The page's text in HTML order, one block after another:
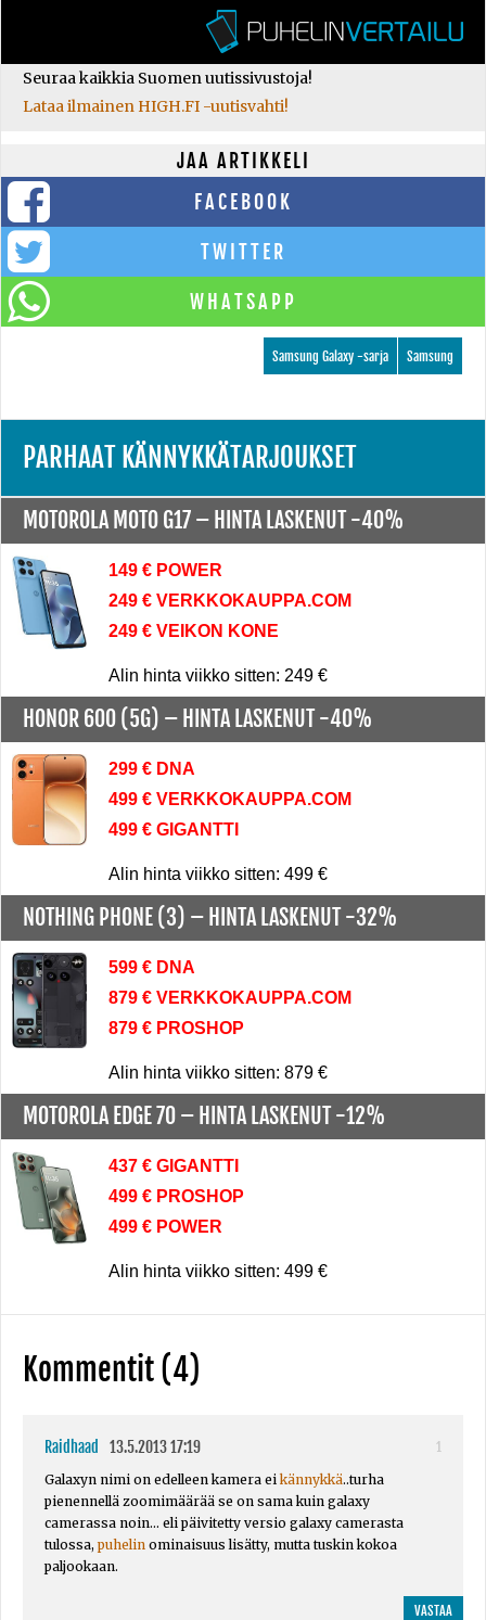
Seuraa kaikkia Suomen uutissivustoja!
Lataa ilmainen HIGH.FI -uutisvahti!
JAA ARTIKKELI
FACEBOOK
TWITTER
WHATSAPP
Samsung
Samsung Galaxy -sarja
PARHAAT KÄNNYKKÄTARJOUKSET
MOTOROLA MOTO G17 – HINTA LASKENUT -40%
149 € POWER
249 € VERKKOKAUPPA.COM
249 € VEIKON KONE
Alin hinta viikko sitten: 249 €
HONOR 600 (5G) – HINTA LASKENUT -40%
299 € DNA
499 € VERKKOKAUPPA.COM
499 € GIGANTTI
Alin hinta viikko sitten: 499 €
NOTHING PHONE (3) – HINTA LASKENUT -32%
599 € DNA
879 € VERKKOKAUPPA.COM
879 € PROSHOP
Alin hinta viikko sitten: 879 €
MOTOROLA EDGE 70 – HINTA LASKENUT -12%
437 € GIGANTTI
499 € PROSHOP
499 € POWER
Alin hinta viikko sitten: 499 €
Kommentit (4)
Raidhaad 13.5.2013 17:19
1
Galaxyn nimi on edelleen kamera eikännykkä..turha
pienennellä zoomimäärää se on sama kuin galaxy
camerassa noin... eli päivitetty versio galaxy camerasta
tulossa, puhelin ominaisuus lisätty, mutta tuskin kokoa
paljookaan.
VASTAA